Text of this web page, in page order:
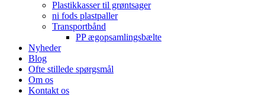
Plastikkasser til grøntsager
ni fods plastpaller
Transportbånd
PP ægopsamlingsbælte
Nyheder
Blog
Ofte stillede spørgsmål
Om os
Kontakt os